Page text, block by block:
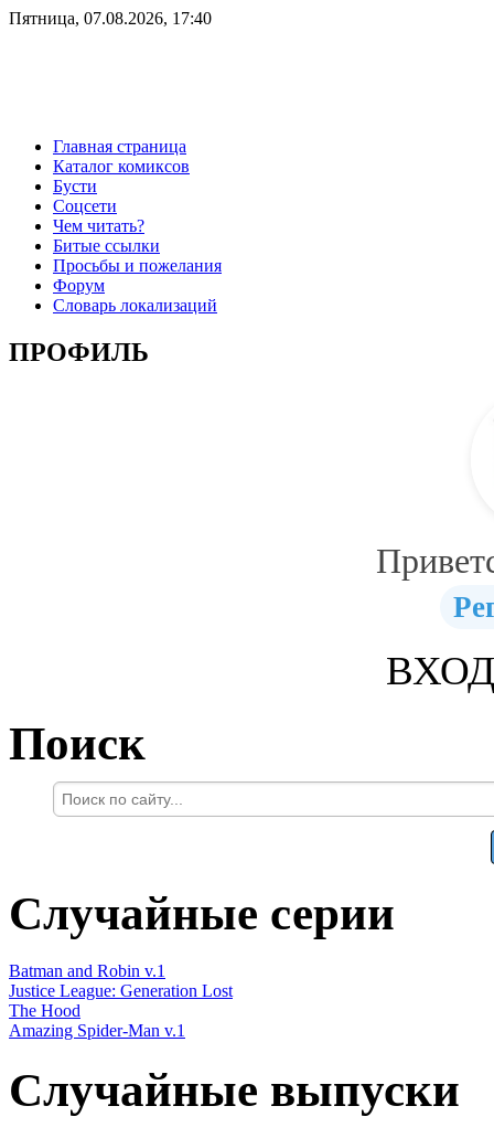
Пятница, 07.08.2026, 17:40
Главная страница
Каталог комиксов
Бусти
Соцсети
Чем читать?
Битые ссылки
Просьбы и пожелания
Форум
Словарь локализаций
ПРОФИЛЬ
Поиск
Случайные серии
Batman and Robin v.1
Justice League: Generation Lost
The Hood
Amazing Spider-Man v.1
Случайные выпуски